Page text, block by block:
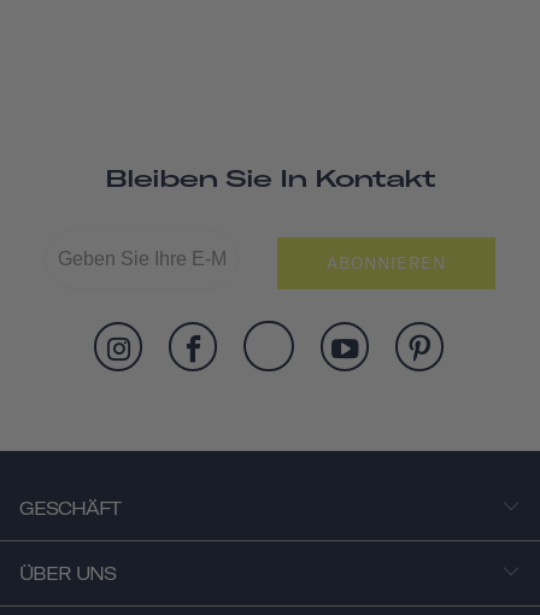
Bleiben Sie In Kontakt
ABONNIEREN
GESCHÄFT
ÜBER UNS